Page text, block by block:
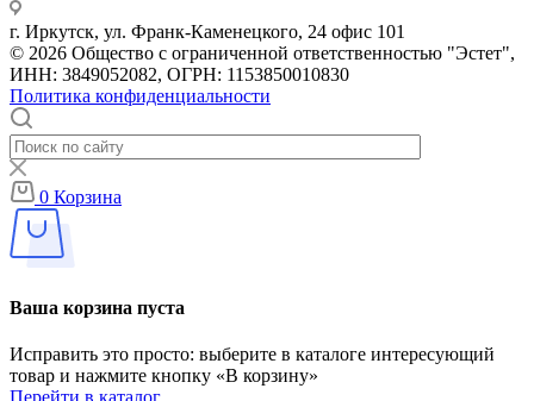
г. Иркутск, ул. Франк-Каменецкого, 24 офис 101
© 2026 Общество с ограниченной ответственностью "Эстет",
ИНН: 3849052082, ОГРН: 1153850010830
Политика конфиденциальности
0 Корзина
Ваша корзина пуста
Исправить это просто: выберите в каталоге интересующий
товар и нажмите кнопку «В корзину»